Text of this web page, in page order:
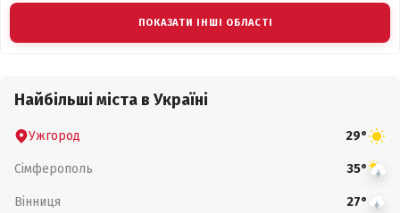
ПОКАЗАТИ ІНШІ ОБЛАСТІ
Найбільші міста в Україні
Ужгород 29°
Сімферополь 35°
Вінниця 27°